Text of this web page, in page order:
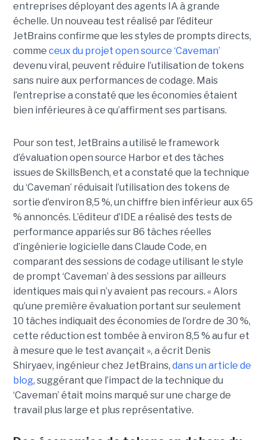
entreprises déployant des agents IA à grande
échelle. Un nouveau test réalisé par l’éditeur
JetBrains confirme que les styles de prompts directs,
comme ceux du projet open source ‘Caveman’
devenu viral, peuvent réduire l’utilisation de tokens
sans nuire aux performances de codage. Mais
l’entreprise a constaté que les économies étaient
bien inférieures à ce qu’affirment ses partisans.
Pour son test, JetBrains a utilisé le framework
d’évaluation open source Harbor et des tâches
issues de SkillsBench, et a constaté que la technique
du ‘Caveman’ réduisait l’utilisation des tokens de
sortie d’environ 8,5 %, un chiffre bien inférieur aux 65
% annoncés. L’éditeur d’IDE a réalisé des tests de
performance appariés sur 86 tâches réelles
d’ingénierie logicielle dans Claude Code, en
comparant des sessions de codage utilisant le style
de prompt ‘Caveman’ à des sessions par ailleurs
identiques mais qui n’y avaient pas recours. « Alors
qu’une première évaluation portant sur seulement
10 tâches indiquait des économies de l’ordre de 30 %,
cette réduction est tombée à environ 8,5 % au fur et
à mesure que le test avançait », a écrit Denis
Shiryaev, ingénieur chez JetBrains, dans un article de
blog, suggérant que l’impact de la technique du
‘Caveman’ était moins marqué sur une charge de
travail plus large et plus représentative.